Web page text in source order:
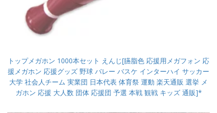
トップメガホン 1000本セット えんじ[臙脂色 応援用メガフォン 応
援メガホン 応援グッズ 野球 バレー バスケ インターハイ サッカー
大学 社会人チーム 実業団 日本代表 体育祭 運動 楽天通販 選挙 メ
ガホン 応援 大人数 団体 応援団 予選 本戦 観戦 キッズ 通販]*